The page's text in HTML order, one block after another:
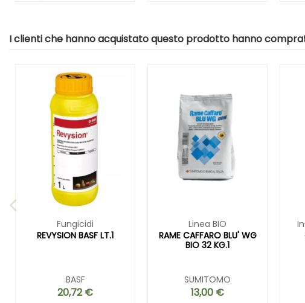
I clienti che hanno acquistato questo prodotto hanno
Fungicidi
REVYSION BASF LT.1
BASF
20,72 €
Linea BIO
RAME CAFFARO BLU' WG
BIO 32 KG.1
SUMITOMO
13,00 €